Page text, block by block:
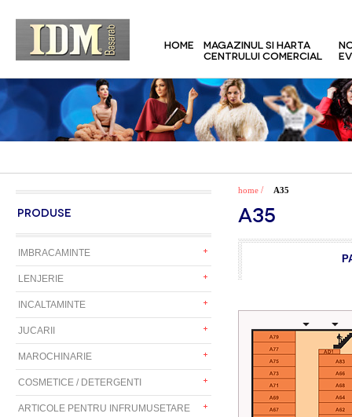
HOME
MAGAZINUL SI HARTA
CENTRULUI COMERCIAL
PRODUSE
IMBRACAMINTE
LENJERIE
INCALTAMINTE
JUCARII
MAROCHINARIE
COSMETICE / DETERGENTI
ARTICOLE PENTRU INFRUMUSETARE
home / A35
A35